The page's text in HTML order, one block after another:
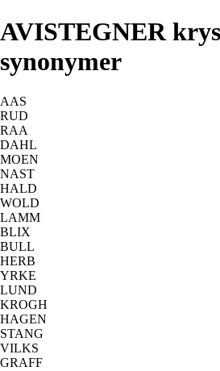
AVISTEGNER
synonymer
AAS
RUD
RAA
DAHL
MOEN
NAST
HALD
WOLD
LAMM
BLIX
BULL
HERB
YRKE
LUND
KROGH
HAGEN
STANG
VILKS
GRAFF